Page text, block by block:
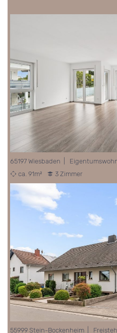
65197 Wiesbaden |
ca. 91m²
3 Zimmer
55999 Stein-Bockenheim |